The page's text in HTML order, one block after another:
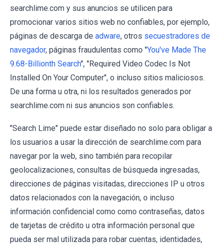
searchlime.com y sus anuncios se utilicen para
promocionar varios sitios web no confiables, por ejemplo,
páginas de descarga de adware, otros secuestradores de
navegador, páginas fraudulentas como "You've Made The
9.68-Billionth Search", "Required Video Codec Is Not
Installed On Your Computer", o incluso sitios maliciosos.
De una forma u otra, ni los resultados generados por
searchlime.com ni sus anuncios son confiables.
"Search Lime" puede estar diseñado no solo para obligar a
los usuarios a usar la dirección de searchlime.com para
navegar por la web, sino también para recopilar
geolocalizaciones, consultas de búsqueda ingresadas,
direcciones de páginas visitadas, direcciones IP u otros
datos relacionados con la navegación, o incluso
información confidencial como como contraseñas, datos
de tarjetas de crédito u otra información personal que
pueda ser mal utilizada para robar cuentas, identidades,